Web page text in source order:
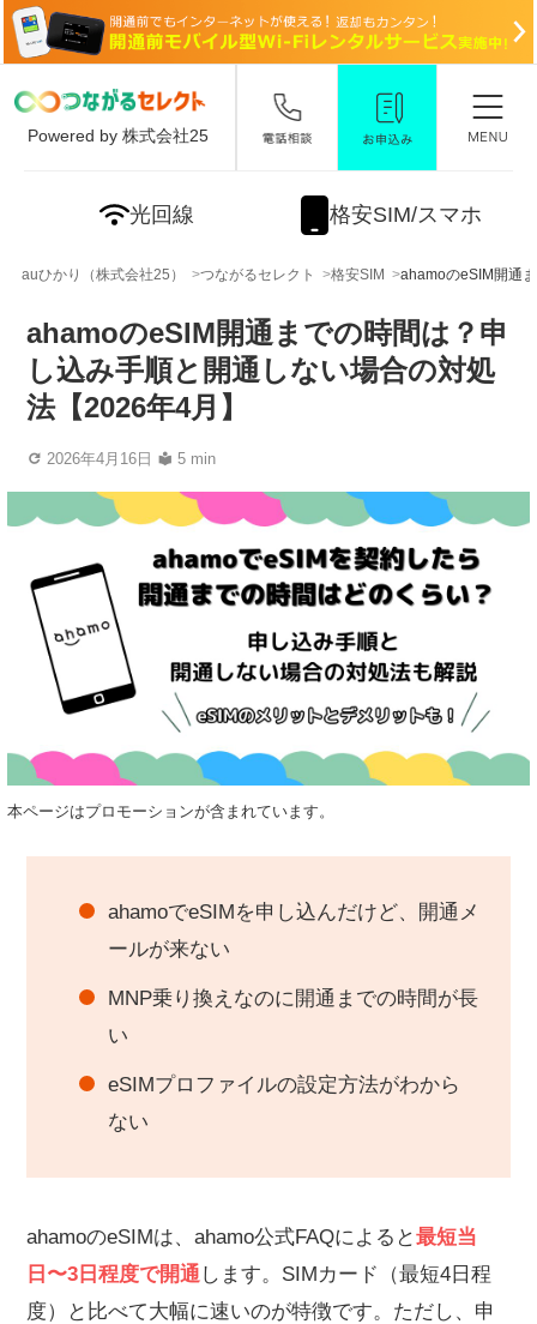
Powered by 株式会社25
光回線 格安SIM/スマホ
auひかり（株式会社25） つながるセレクト 格安SIM ahamoのeSIM開通
ahamoのeSIM開通までの時間は？申
し込み手順と開通しない場合の対処
法【2026年4月】
2026年4月16日 5 min
本ページはプロモーションが含まれています。
ahamoでeSIMを申し込んだけど、開通メ
ールが来ない
MNP乗り換えなのに開通までの時間が長
い
eSIMプロファイルの設定方法がわから
ない
ahamoのeSIMは、ahamo公式FAQによると最短当
日〜3日程度で開通します。SIMカード（最短4日程
度）と比べて大幅に速いのが特徴です。ただし、申